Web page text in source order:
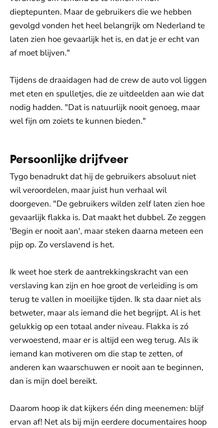
dieptepunten. Maar de gebruikers die we hebben
gevolgd vonden het heel belangrijk om Nederland te
laten zien hoe gevaarlijk het is, en dat je er echt van
af moet blijven."
Tijdens de draaidagen had de crew de auto vol liggen
met eten en spulletjes, die ze uitdeelden aan wie dat
nodig hadden. "Dat is natuurlijk nooit genoeg, maar
wel fijn om zoiets te kunnen bieden."
Persoonlijke drijfveer
Tygo benadrukt dat hij de gebruikers absoluut niet
wil veroordelen, maar juist hun verhaal wil
doorgeven. "De gebruikers wilden zelf laten zien hoe
gevaarlijk flakka is. Dat maakt het dubbel. Ze zeggen
'Begin er nooit aan', maar steken daarna meteen een
pijp op. Zo verslavend is het.
Ik weet hoe sterk de aantrekkingskracht van een
verslaving kan zijn en hoe groot de verleiding is om
terug te vallen in moeilijke tijden. Ik sta daar niet als
betweter, maar als iemand die het begrijpt. Al is het
gelukkig op een totaal ander niveau. Flakka is zó
verwoestend, maar er is altijd een weg terug. Als ik
iemand kan motiveren om die stap te zetten, of
anderen kan waarschuwen er nooit aan te beginnen,
dan is mijn doel bereikt.
Daarom hoop ik dat kijkers één ding meenemen: blijf
ervan af! Net als bij mijn eerdere documentaires hoop